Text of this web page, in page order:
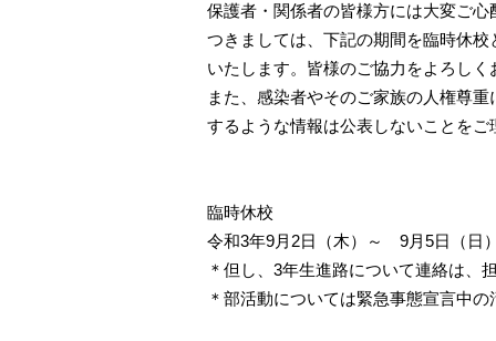
保護者・関係者の皆様方には大変ご
つきましては、下記の期間を臨時休
いたします。皆様のご協力をよろしく
また、感染者やそのご家族の人権尊
するような情報は公表しないことを
臨時休校
令和3年9月2日（木）～ 9月5日（日
＊但し、3年生進路について連絡は、
＊部活動については緊急事態宣言中